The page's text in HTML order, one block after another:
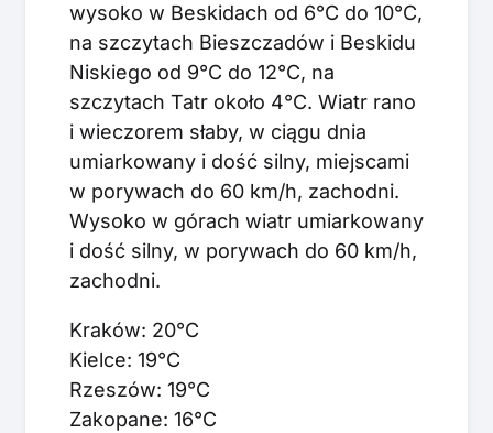
wysoko w Beskidach od 6°C do 10°C,
na szczytach Bieszczadów i Beskidu
Niskiego od 9°C do 12°C, na
szczytach Tatr około 4°C. Wiatr rano
i wieczorem słaby, w ciągu dnia
umiarkowany i dość silny, miejscami
w porywach do 60 km/h, zachodni.
Wysoko w górach wiatr umiarkowany
i dość silny, w porywach do 60 km/h,
zachodni.
Kraków: 20°C
Kielce: 19°C
Rzeszów: 19°C
Zakopane: 16°C